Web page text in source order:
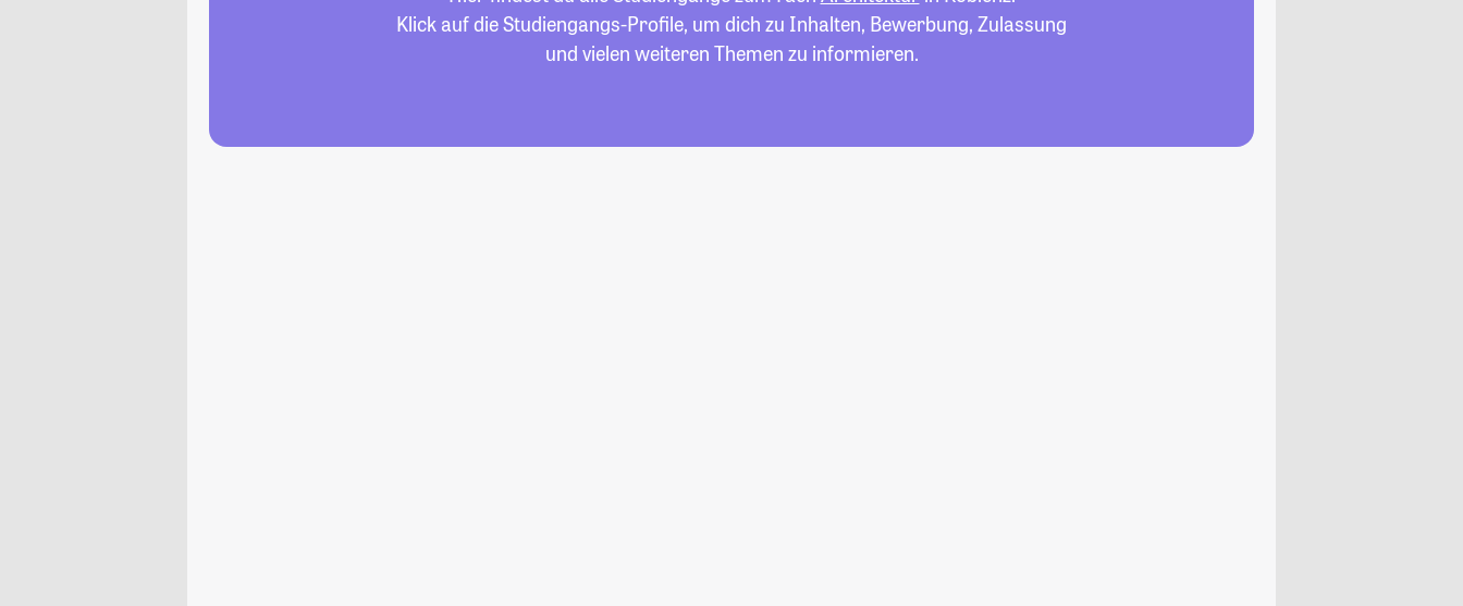
Klick auf die Studiengangs-Profile, um dich zu Inhalten, Bewerbung, Zulassung
und vielen weiteren Themen zu informieren.